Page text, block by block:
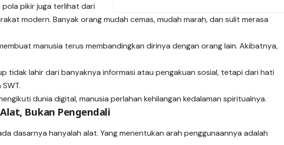
pikir juga terlihat dari
modern. Banyak orang mudah cemas, mudah marah, dan sulit merasa
manusia terus membandingkan dirinya dengan orang lain. Akibatnya,
tidak lahir dari banyaknya informasi atau pengakuan sosial, tetapi dari hati
dunia digital, manusia perlahan kehilangan kedalaman spiritualnya.
Bukan Pengendali
dasarnya hanyalah alat. Yang menentukan arah penggunaannya adalah